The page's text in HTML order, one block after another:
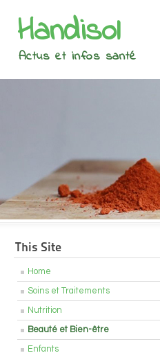
Handisol
Actus et infos santé
This Site
Home
Soins et Traitements
Nutrition
Beauté et Bien-être
Enfants